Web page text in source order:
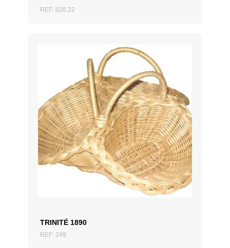
REF: 028.22
TRINITÉ 1890
REF: 249
AJOUTER AU DEVIS